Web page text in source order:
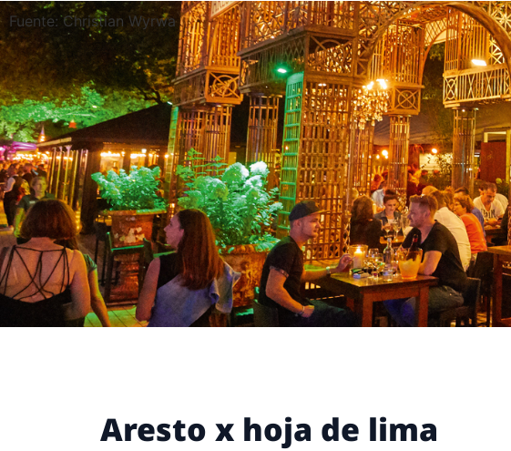
Fuente: Christian Wyrwa
Aresto x hoja de lima